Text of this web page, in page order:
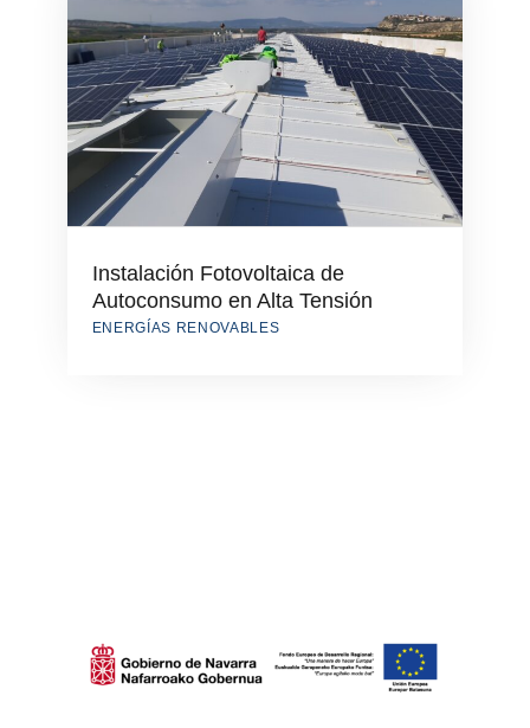
Instalación Fotovoltaica de
Autoconsumo en Alta Tensión
ENERGÍAS RENOVABLES